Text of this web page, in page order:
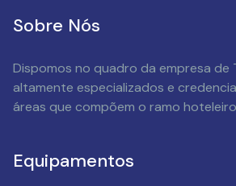
Sobre Nós
Dispomos no quadro da empresa de
altamente especializados e
áreas que compõem o ramo
Equipamentos